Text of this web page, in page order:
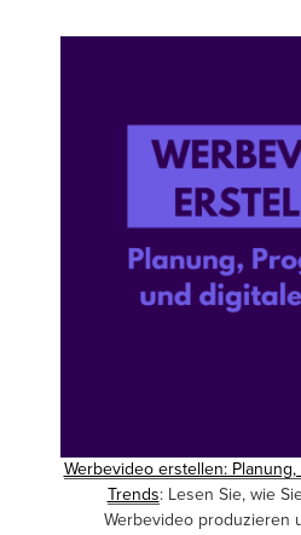
Werbevideo erstellen:
Trends: Lesen Sie, wie
Werbevideo produzieren